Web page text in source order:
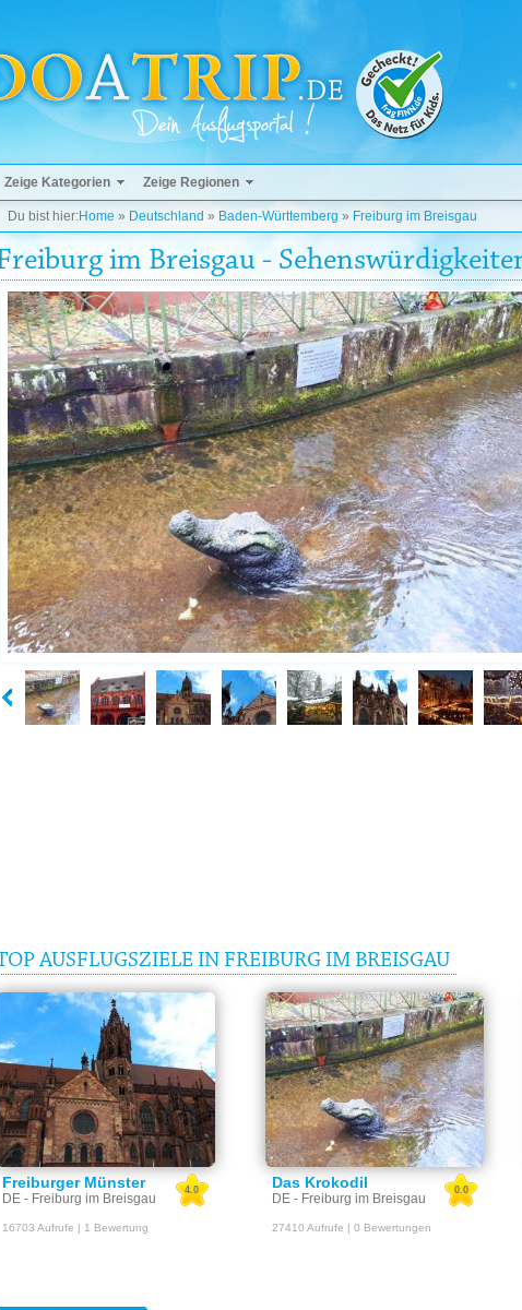
Zeige Kategorien Zeige Regionen
Du bist hier:Home » Deutschland » Baden-Württemberg » Freiburg im Breisgau
im Breisgau -
AUSFLUGSZIELE IN FREIBURG IM BREISGAU
Freiburger Münster
DE - Freiburg im Breisgau
4.0
16703 Aufrufe | 1 Bewertung
Das Krokodil
DE - Freiburg im Breisgau
0.0
27410 Aufrufe | 0 Bewertungen